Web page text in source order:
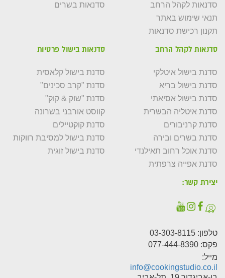
סדנאות לקהל הרחב
תנאי שימוש באתר
תקנון רכישת סדנאות
סדנאות בשרים
סדנאות לקהל הרחב
סדנת בישול איטלקי
סדנת בישול בריא
סדנת בישול אסיאתי
סדנת איטליה הבשרית
סדנת קרניבורים
סדנת בשרים ובירה
סדנת אוכל רחוב תאילנדי
סדנת אפייה צרפתית
סדנאות בישול פרטיות
סדנת בישול קלאסית
סדנת "קרב סכינים"
סדנת "שוק & קוק"
קווסט אורבני בשרונה
סדנת קוקטיילים
סדנת בישול למסיבת רווקות
סדנת בישול זוגית
יצירת קשר:
טלפון: 03-303-8115
פקס: 077-444-8390
מייל:
info@cookingstudio.co.il